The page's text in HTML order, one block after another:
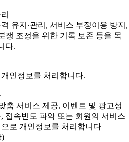
유지·관리, 서비스 부정이용 방지,
쟁 조정을 위한 기록 보존 등을 목
다.
인정보를 처리합니다.
춤 서비스 제공, 이벤트 및 광고성
접속빈도 파악 또는 회원의 서비스
로 개인정보를 처리합니다
)